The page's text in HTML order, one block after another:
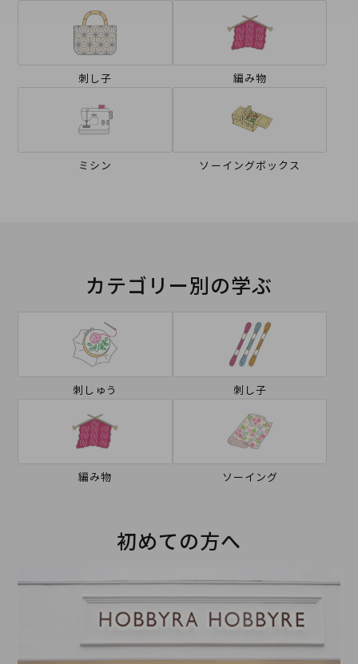
刺し子 編み物
ミシン ソーイングボックス
カテゴリー別の学ぶ
刺しゅう 刺し子
編み物 ソーイング
初めての方へ